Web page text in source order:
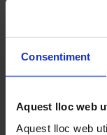
Consentiment
Aquest lloc web
Aquest lloc web
L'adreça electrònica
marcats amb*
Comentari*